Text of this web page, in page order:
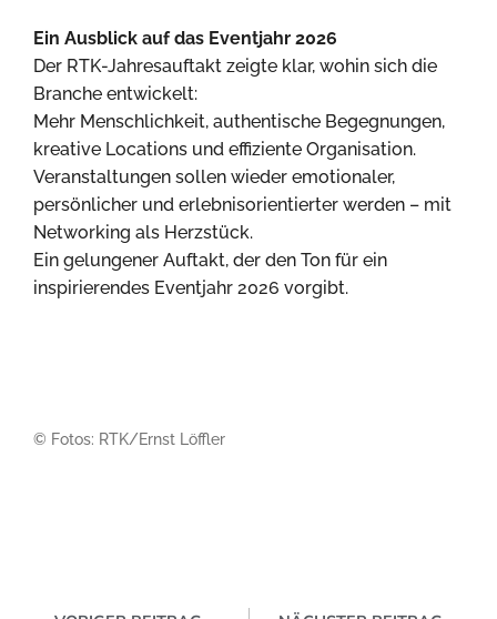
Ein Ausblick auf das Eventjahr 2026
Der RTK-Jahresauftakt zeigte klar, wohin sich die
Branche entwickelt:
Mehr Menschlichkeit, authentische Begegnungen,
kreative Locations und effiziente Organisation.
Veranstaltungen sollen wieder emotionaler,
persönlicher und erlebnisorientierter werden – mit
Networking als Herzstück.
Ein gelungener Auftakt, der den Ton für ein
inspirierendes Eventjahr 2026 vorgibt.
© Fotos: RTK/Ernst Löffler